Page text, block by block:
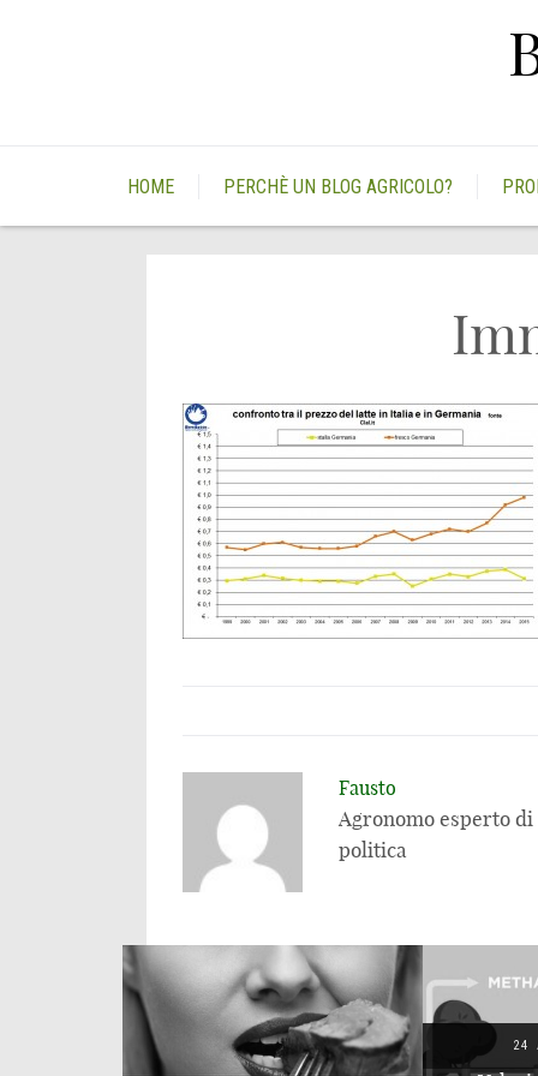
HOME PERCHÈ UN BLOG AGRICOLO?
Fausto
Agronomo esperto
politica
24 APRILE 2016
24